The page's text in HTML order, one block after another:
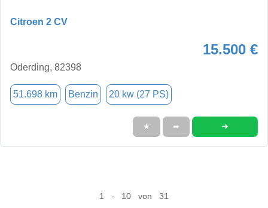
Citroen 2 CV
15.500 €
Oderding, 82398
51.698 km Benzin 20 kw (27 PS)
★ ➦ ➜
1 - 10 von 31